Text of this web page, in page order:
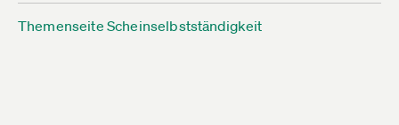
Themenseite Scheinselbstständigkeit